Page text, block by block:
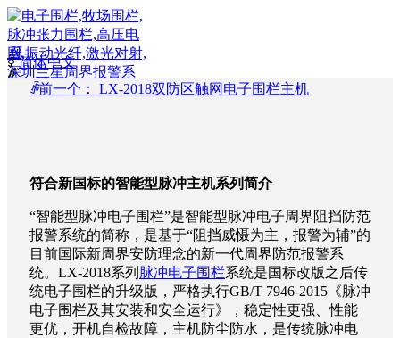
끀
ꁲ
产
解
决
方
案
服
务
支
ꀅ 简体中文
ꄴ前一个： LX-2018双防区触网电子围栏主机
符合新国标的智能型脉冲主机系列简介
“智能型脉冲电子围栏”是智能型脉冲电子周界阻挡防范
报警系统的简称，是基于“阻挡威慑为主，报警为辅”的
目前国际新周界安防理念的新一代周界防范报警系
统。LX-2018系列 脉冲电子围栏系统是国标改版之后传
统电子围栏的升级版，严格执行GB/T 7946-2015《脉冲
电子围栏及其安装和安全运行》，稳定性更强、性能
更优，开机自检故障，主机防尘防水，是传统脉冲电